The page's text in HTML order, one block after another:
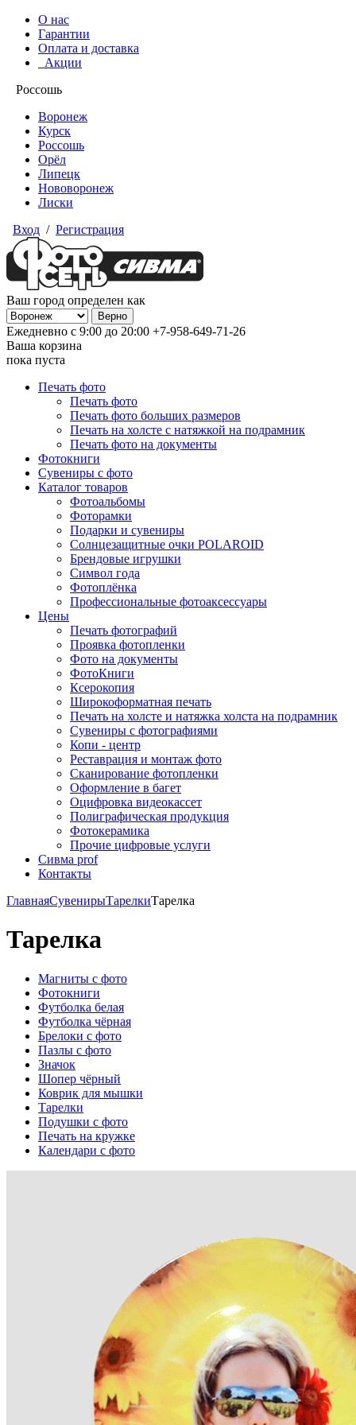
О нас
Гарантии
Оплата и доставка
Акции
Россошь
Воронеж
Курск
Россошь
Орёл
Липецк
Нововоронеж
Лиски
Вход / Регистрация
Ваш город определен как
Ежедневно с 9:00 до 20:00 +7-958-649-71-26
Ваша корзина
пока пуста
Печать фото
Печать фото
Печать фото больших размеров
Печать на холсте с натяжкой на подрамник
Печать фото на документы
Фотокниги
Сувениры с фото
Каталог товаров
Фотоальбомы
Фоторамки
Подарки и сувениры
Солнцезащитные очки POLAROID
Брендовые игрушки
Символ года
Фотоплёнка
Профессиональные фотоаксессуары
Цены
Печать фотографий
Проявка фотопленки
Фото на документы
ФотоКниги
Ксерокопия
Широкоформатная печать
Печать на холсте и натяжка холста на подрамник
Сувениры с фотографиями
Копи - центр
Реставрация и монтаж фото
Сканирование фотопленки
Оформление в багет
Оцифровка видеокассет
Полиграфическая продукция
Фотокерамика
Прочие цифровые услуги
Сивма prof
Контакты
ГлавнаяСувенирыТарелкиТарелка
Тарелка
Магниты с фото
Фотокниги
Футболка белая
Футболка чёрная
Брелоки с фото
Пазлы с фото
Значок
Шопер чёрный
Коврик для мышки
Тарелки
Подушки с фото
Печать на кружке
Календари с фото